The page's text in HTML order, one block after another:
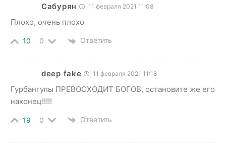
Сабурян 11 февраля 2021 11:08
Плохо, очень плохо
10 0 Ответить
deep fake 11 февраля 2021 11:18
Гурбангулы ПРЕВОСХОДИТ БОГОВ, остановите же его
наконец!!!!!
19 0 Ответить